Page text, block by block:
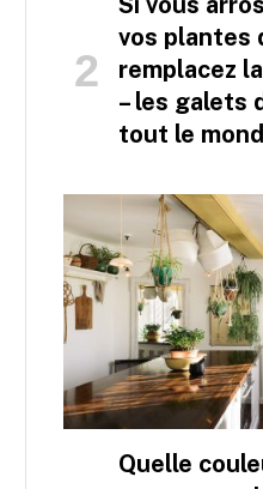
vos plantes
remplacez
– les galets
tout le
Quelle